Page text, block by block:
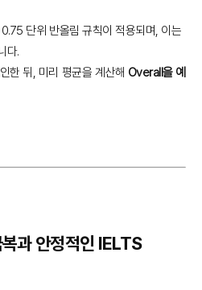
단위 반올림 규칙이 적용되며, 이는
다.
한 뒤, 미리 평균을 계산해 Overall을 예
과 안정적인 IELTS